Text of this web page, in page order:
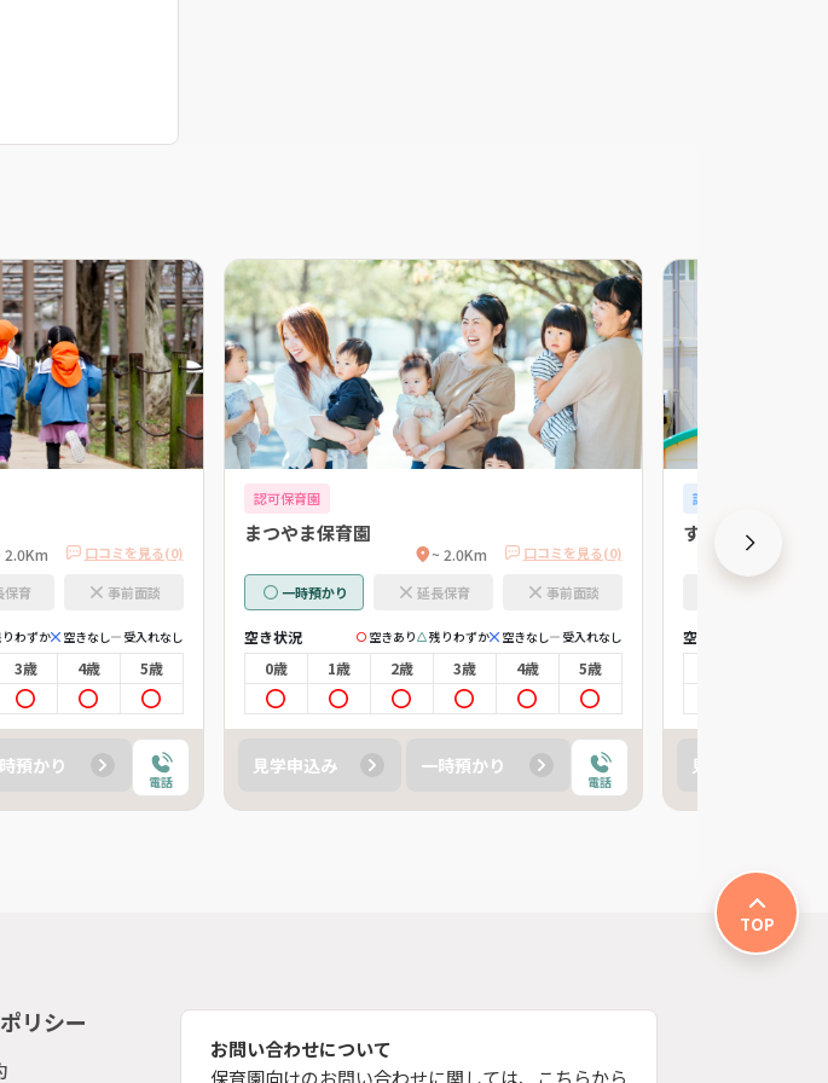
2.0Km 口コミを見る(0)
保育 事前面談
わずか 空きなし 受入れなし
3歳 4歳 5歳
預かり
電話
認可保育園
まつやま保育園
~ 2.0Km 口コミを見る(0)
一時預かり 延長保育 事前面談
空き状況 空きあり 残りわずか 空きなし 受入れなし
0歳 1歳 2歳 3歳 4歳 5歳
見学申込み 一時預かり
電話
認可外保育園
すばるキッズ
空き状況
見学申込み
TOP
リシー
お問い合わせについて
保育園向けのお問い合わせに関しては、こちらから